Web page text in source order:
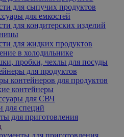
для сыпучих продуктов
для емкостей
для кондитерских изделий
для жидких продуктов
в холодильнике
пробки, чехлы для посуды
для продуктов
контейнеров для продуктов
контейнеры
для СВЧ
для специй
для приготовления
для приготовления